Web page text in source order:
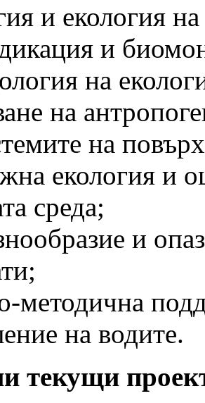
и екология
и
на
на
на
екология и
среда;
и
методична
на водите.
текущи